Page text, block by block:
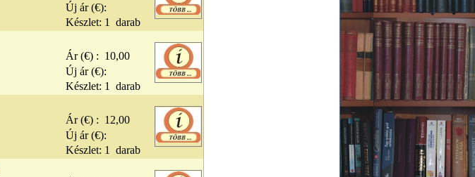
Új ár (€):
Készlet: 1 darab
Ár (€) : 10,00
Új ár (€):
Készlet: 1 darab
Ár (€) : 12,00
Új ár (€):
Készlet: 1 darab